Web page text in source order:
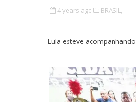
4 years ago BRASIL,
Lula esteve